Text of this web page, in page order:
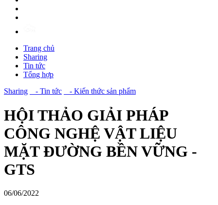
Trang chủ
Sharing
Tin tức
Tổng hợp
Sharing
- Tin tức - Kiến thức sản phẩm
HỘI THẢO GIẢI PHÁP
CÔNG NGHỆ VẬT LIỆU
MẶT ĐƯỜNG BỀN VỮNG -
GTS
06/06/2022